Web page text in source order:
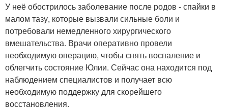
У неё обострилось заболевание после родов - спайки в
малом тазу, которые вызвали сильные боли и
потребовали немедленного хирургического
вмешательства. Врачи оперативно провели
необходимую операцию, чтобы снять воспаление и
облегчить состояние Юлии. Сейчас она находится под
наблюдением специалистов и получает всю
необходимую поддержку для скорейшего
восстановления.